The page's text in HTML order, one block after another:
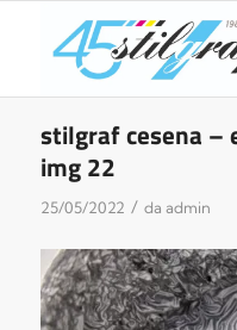
stilgraf cesena –
img 22
25/05/2022 / da admin